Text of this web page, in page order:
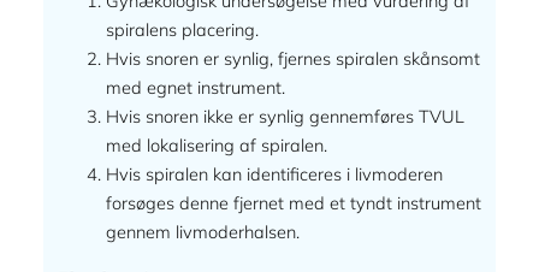
spiralens placering.
Hvis snoren er synlig, fjernes spiralen skånsomt
med egnet instrument.
Hvis snoren ikke er synlig gennemføres TVUL
med lokalisering af spiralen.
Hvis spiralen kan identificeres i livmoderen
forsøges denne fjernet med et tyndt instrument
gennem livmoderhalsen.